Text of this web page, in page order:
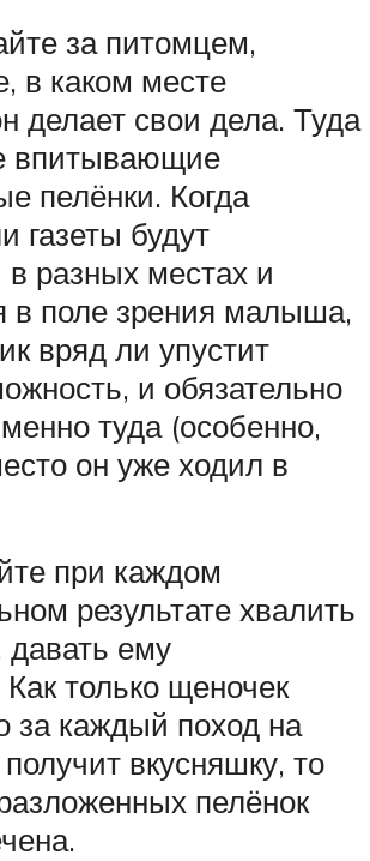
за питомцем,
в каком месте
делает свои дела. Туда
впитывающие
пелёнки. Когда
газеты будут
разных местах и
в поле зрения малыша,
вряд ли упустит
и обязательно
туда (особенно,
он уже ходил в
при каждом
результате хвалить
давать ему
только щеночек
за каждый поход на
вкусняшку, то
пелёнок